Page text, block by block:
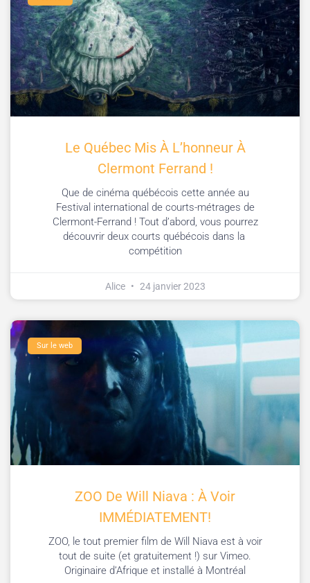
Le Québec Mis À L’honneur À
Clermont Ferrand !
Que de cinéma québécois cette année au
Festival international de courts-métrages de
Clermont-Ferrand ! Tout d’abord, vous pourrez
découvrir deux courts québécois dans la
compétition
Alice 24 janvier 2023
Sur le web
ZOO De Will Niava : À Voir
IMMÉDIATEMENT!
ZOO, le tout premier film de Will Niava est à voir
tout de suite (et gratuitement !) sur Vimeo.
Originaire d’Afrique et installé à Montréal